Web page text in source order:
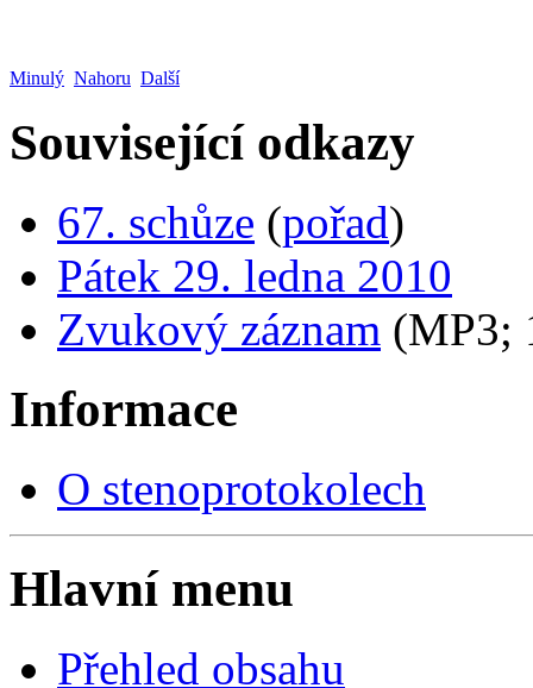
Minulý Nahoru Další
Související odkazy
67. schůze (pořad)
Pátek 29. ledna 2010
Zvukový záznam (MP3;
Informace
O stenoprotokolech
Hlavní menu
Přehled obsahu